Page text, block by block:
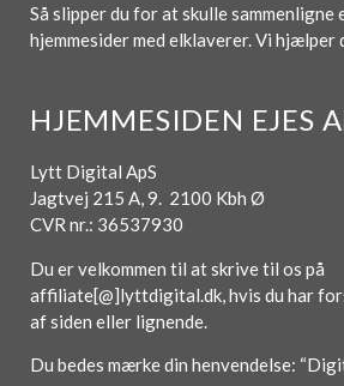
Så slipper du for at skulle sammenligne
hjemmesider med elklaverer. Vi hjælper
HJEMMESIDEN EJES
Lytt Digital ApS
Jagtvej 215 A, 9. 2100 Kbh Ø
CVR nr.: 36537930
Du er velkommen til at skrive til os på
affiliate[@]lyttdigital.dk, hvis du har
af siden eller lignende.
Du bedes mærke din henvendelse: